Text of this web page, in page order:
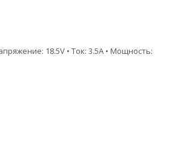
18.5V • Ток: 3.5A • Мощность: